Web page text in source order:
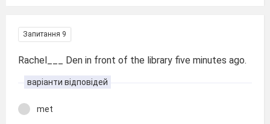
Запитання 9
Rachel___ Den in front of the library five minutes ago.
варіанти відповідей
met